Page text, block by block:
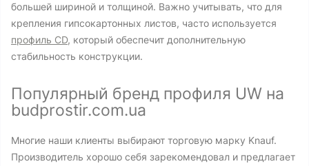
большей шириной и толщиной. Важно учитывать, что для
крепления гипсокартонных листов, часто используется
профиль CD, который обеспечит дополнительную
стабильность конструкции.
Популярный бренд профиля UW на
budprostir.com.ua
Многие наши клиенты выбирают торговую марку Knauf.
Производитель хорошо себя зарекомендовал и предлагает